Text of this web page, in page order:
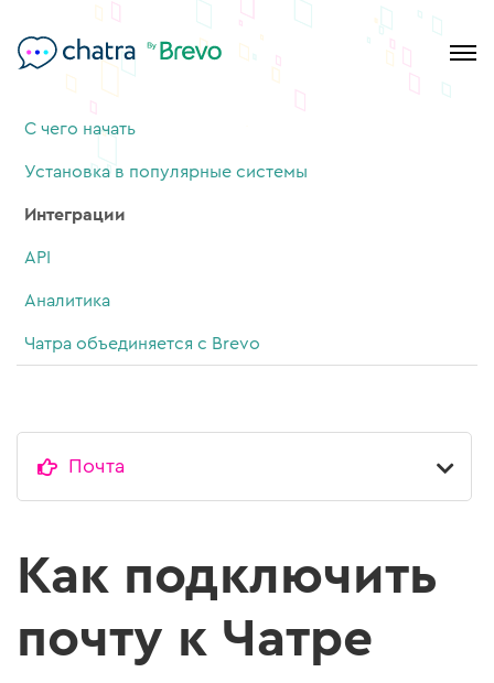
С чего начать
Установка в популярные системы
Интеграции
API
Аналитика
Чатра объединяется с Brevo
Почта
Как подключить
почту к Чатре